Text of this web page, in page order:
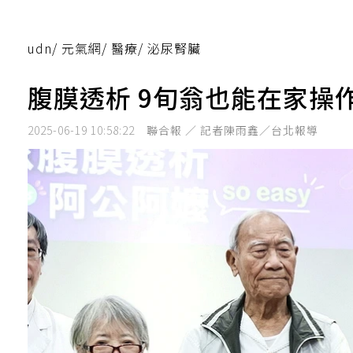
udn/ 元氣網/ 醫療/ 泌尿腎臟
腹膜透析 9旬翁也能在家操
2025-06-19 10:58:22 聯合報 ／ 記者陳雨鑫／台北報導